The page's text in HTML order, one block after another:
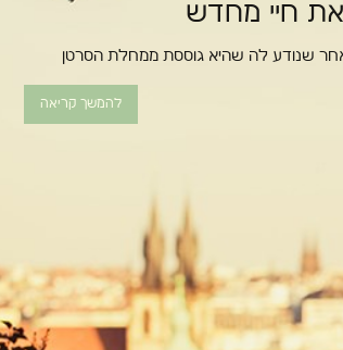
את חיי מחדש
שנודע לה שהיא גוססת ממחלת הסרטן
להמשך קריאה